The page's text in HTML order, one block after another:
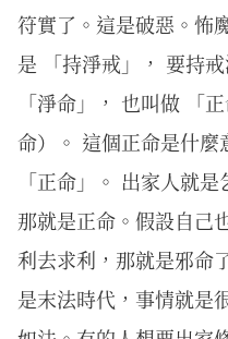
符實了。這是破惡。怖
是 「持淨戒」， 要持
「淨命」， 也叫做 「
命）。 這個正命是什
「正命」。 出家人就
那就是正命。假設自己
利去求利，那就是邪命
是末法時代，事情就是